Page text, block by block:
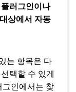
러그인이나
상에서 자동
는 항목은 다
택할 수 있게
그인에서는 찾